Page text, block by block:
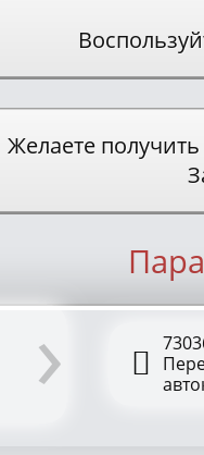
Желаете
›